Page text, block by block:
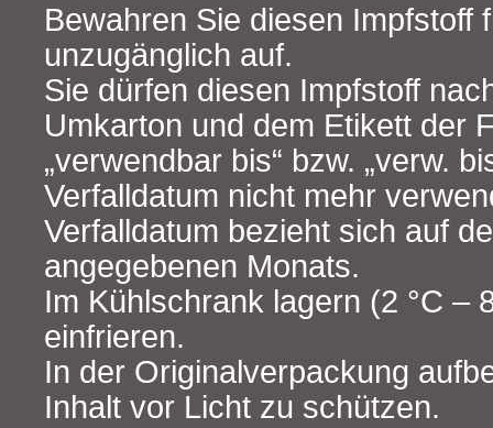
Bewahren Sie diesen Impfstoff
unzugänglich auf.
Sie dürfen diesen Impfstoff
Umkarton und dem Etikett der
„verwendbar bis“ bzw. „verw.
Verfalldatum nicht mehr
Verfalldatum bezieht sich auf
angegebenen Monats.
Im Kühlschrank lagern (2 °C –
einfrieren.
In der Originalverpackung
Inhalt vor Licht zu schützen.